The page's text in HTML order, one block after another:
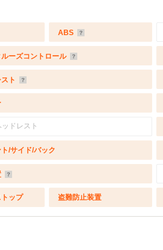
ABS
ーズコントロール
ト
ドレスト
/サイド/バック
ップ 盗難防止装置